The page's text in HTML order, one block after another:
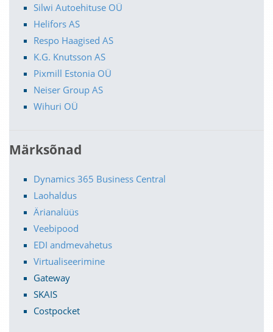
Silwi Autoehituse OÜ
Helifors AS
Respo Haagised AS
K.G. Knutsson AS
Pixmill Estonia OÜ
Neiser Group AS
Wihuri OÜ
Märksõnad
Dynamics 365 Business Central
Laohaldus
Ärianalüüs
Veebipood
EDI andmevahetus
Virtualiseerimine
Gateway
SKAIS
Costpocket